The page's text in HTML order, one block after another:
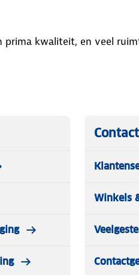
prima kwaliteit, en veel
Contact
Winkels